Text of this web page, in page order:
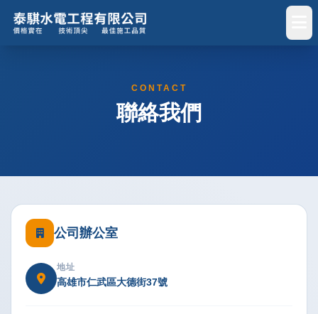
CONTACT
聯絡我們
公司辦公室
地址
高雄市仁武區大德街37號